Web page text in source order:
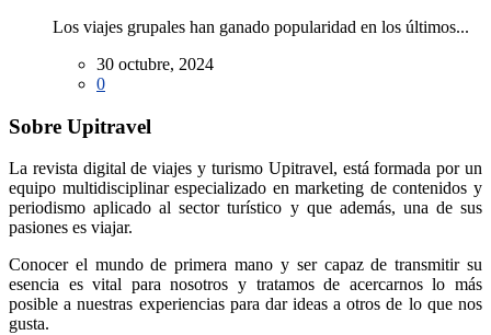
Los viajes grupales han ganado popularidad en los últimos...
30 octubre, 2024
0
Sobre Upitravel
La revista digital de viajes y turismo Upitravel, está formada por un
equipo multidisciplinar especializado en marketing de contenidos y
periodismo aplicado al sector turístico y que además, una de sus
pasiones es viajar.
Conocer el mundo de primera mano y ser capaz de transmitir su
esencia es vital para nosotros y tratamos de acercarnos lo más
posible a nuestras experiencias para dar ideas a otros de lo que nos
gusta.